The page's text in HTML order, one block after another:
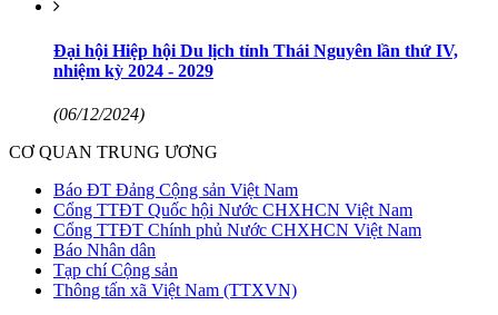
Đại hội Hiệp hội Du lịch tỉnh Thái Nguyên lần thứ IV,
nhiệm kỳ 2024 - 2029
(06/12/2024)
CƠ QUAN TRUNG ƯƠNG
Báo ĐT Đảng Cộng sản Việt Nam
Cổng TTĐT Quốc hội Nước CHXHCN Việt Nam
Cổng TTĐT Chính phủ Nước CHXHCN Việt Nam
Báo Nhân dân
Tạp chí Cộng sản
Thông tấn xã Việt Nam (TTXVN)